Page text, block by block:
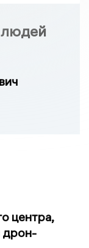
людей
центра,
дрон-